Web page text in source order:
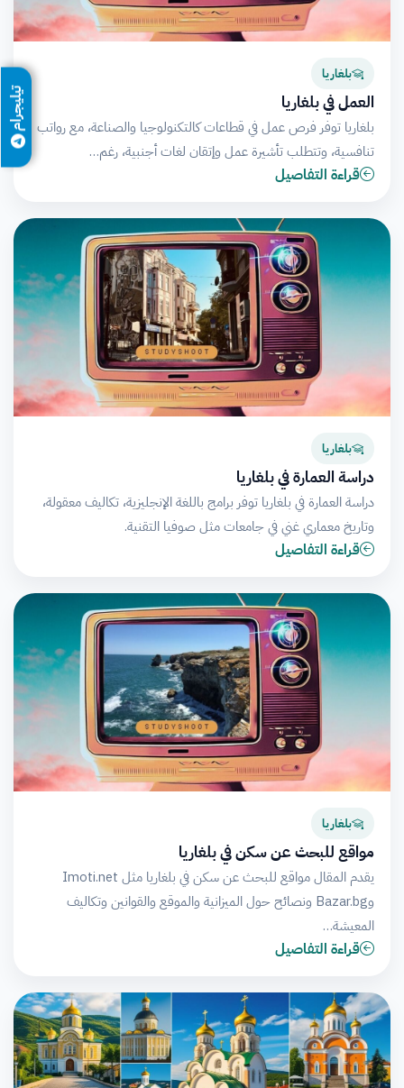
بلغاريا
العمل في بلغاريا
بلغاريا توفر فرص عمل في قطاعات كالتكنولوجيا والصناعة، مع رواتب
تنافسية، وتتطلب تأشيرة عمل وإتقان لغات أجنبية، رغم…
قراءة التفاصيل
بلغاريا
دراسة العمارة في بلغاريا
دراسة العمارة في بلغاريا توفر برامج باللغة الإنجليزية، تكاليف معقولة،
وتاريخ معماري غني في جامعات مثل صوفيا التقنية.
قراءة التفاصيل
بلغاريا
مواقع للبحث عن سكن في بلغاريا
يقدم المقال مواقع للبحث عن سكن في بلغاريا مثل Imoti.net
وBazar.bg ونصائح حول الميزانية والموقع والقوانين وتكاليف
المعيشة…
قراءة التفاصيل
تيليجرام